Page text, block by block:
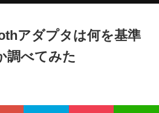
アダプタは何を基準
調べてみた